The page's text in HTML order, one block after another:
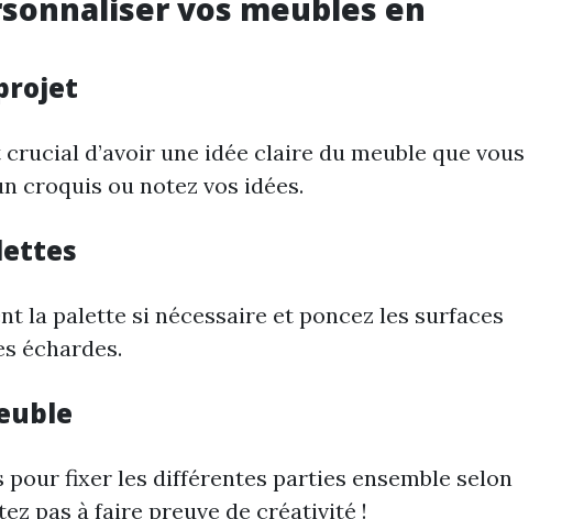
vos meubles en
d’avoir une idée claire du meuble que vous
croquis ou notez vos idées.
la palette si nécessaire et poncez les surfaces
échardes.
pour fixer les différentes parties ensemble selon
pas à faire preuve de créativité !